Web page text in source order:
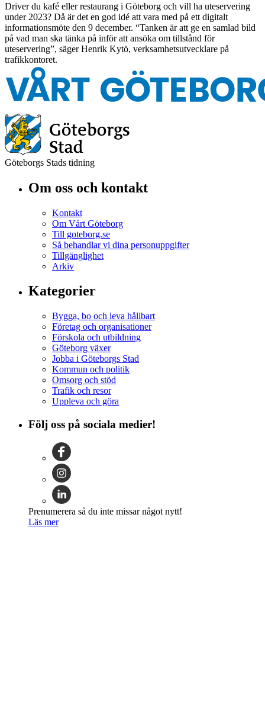
Driver du kafé eller restaurang i Göteborg och vill ha uteservering
under 2023? Då är det en god idé att vara med på ett digitalt
informationsmöte den 9 december. “Tanken är att ge en samlad bild
på vad man ska tänka på inför att ansöka om tillstånd för
uteservering”, säger Henrik Kytö, verksamhetsutvecklare på
trafikkontoret.
Göteborgs Stads tidning
Om oss och kontakt
Kontakt
Om Vårt Göteborg
Till goteborg.se
Så behandlar vi dina personuppgifter
Tillgänglighet
Arkiv
Kategorier
Bygga, bo och leva hållbart
Företag och organisationer
Förskola och utbildning
Göteborg växer
Jobba i Göteborgs Stad
Kommun och politik
Omsorg och stöd
Trafik och resor
Uppleva och göra
Följ oss på sociala medier!
Prenumerera så du inte missar något nytt!
Läs mer